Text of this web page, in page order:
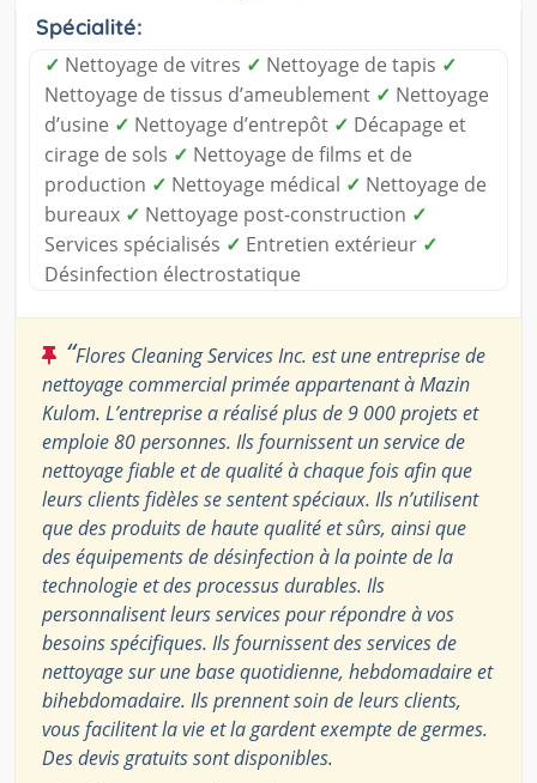
Spécialité:
✓ Nettoyage de vitres ✓ Nettoyage de tapis ✓
Nettoyage de tissus d’ameublement ✓ Nettoyage
d’usine ✓ Nettoyage d’entrepôt ✓ Décapage et
cirage de sols ✓ Nettoyage de films et de
production ✓ Nettoyage médical ✓ Nettoyage de
bureaux ✓ Nettoyage post-construction ✓
Services spécialisés ✓ Entretien extérieur ✓
Désinfection électrostatique
“Flores Cleaning Services Inc. est une entreprise de
nettoyage commercial primée appartenant à Mazin
Kulom. L’entreprise a réalisé plus de 9 000 projets et
emploie 80 personnes. Ils fournissent un service de
nettoyage fiable et de qualité à chaque fois afin que
leurs clients fidèles se sentent spéciaux. Ils n’utilisent
que des produits de haute qualité et sûrs, ainsi que
des équipements de désinfection à la pointe de la
technologie et des processus durables. Ils
personnalisent leurs services pour répondre à vos
besoins spécifiques. Ils fournissent des services de
nettoyage sur une base quotidienne, hebdomadaire et
bihebdomadaire. Ils prennent soin de leurs clients,
vous facilitent la vie et la gardent exempte de germes.
Des devis gratuits sont disponibles.